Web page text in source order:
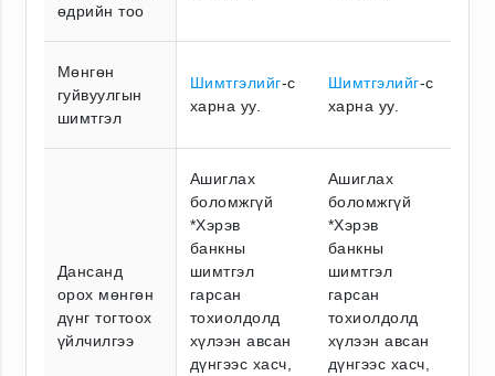
өдрийн тоо
Мөнгөн
гуйвуулгын
шимтгэл
Шимтгэлийг-с
харна уу.
Шимтгэлийг-с
харна уу.
Дансанд
орох мөнгөн
дүнг тогтоох
үйлчилгээ
Ашиглах
боломжгүй
*Хэрэв
банкны
шимтгэл
гарсан
тохиолдолд
хүлээн авсан
дүнгээс хасч,
Ашиглах
боломжгүй
*Хэрэв
банкны
шимтгэл
гарсан
тохиолдолд
хүлээн авсан
дүнгээс хасч,